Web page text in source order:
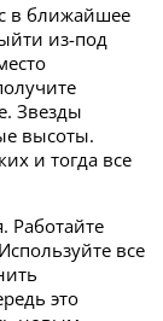
в ближайшее
из-под
Звезды
высоты.
и тогда все
Работайте
все
это